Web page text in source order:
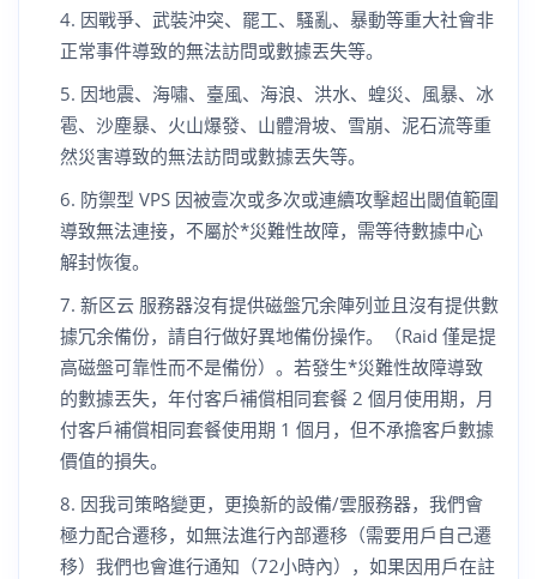
因戰爭、武裝沖突、罷工、騷亂、暴動等重大社會非
正常事件導致的無法訪問或數據丟失等。
因地震、海嘯、臺風、海浪、洪水、蝗災、風暴、冰
雹、沙塵暴、火山爆發、山體滑坡、雪崩、泥石流等重
然災害導致的無法訪問或數據丟失等。
防禦型 VPS 因被壹次或多次或連續攻擊超出閾值範圍
導致無法連接，不屬於*災難性故障，需等待數據中心
解封恢復。
新区云 服務器沒有提供磁盤冗余陣列並且沒有提供數
據冗余備份，請自行做好異地備份操作。（Raid 僅是提
高磁盤可靠性而不是備份）。若發生*災難性故障導致
的數據丟失，年付客戶補償相同套餐 2 個月使用期，月
付客戶補償相同套餐使用期 1 個月，但不承擔客戶數據
價值的損失。
因我司策略變更，更換新的設備/雲服務器，我們會
極力配合遷移，如無法進行內部遷移（需要用戶自己遷
移）我們也會進行通知（72小時內），如果因用戶在註